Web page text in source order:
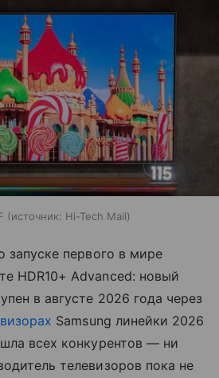
источник: Hi-Tech Mail
запуске первого в мире
HDR10+ Advanced: новый
в августе 2026 года через
Samsung линейки 2026
всех конкурентов — ни
телевизоров пока не